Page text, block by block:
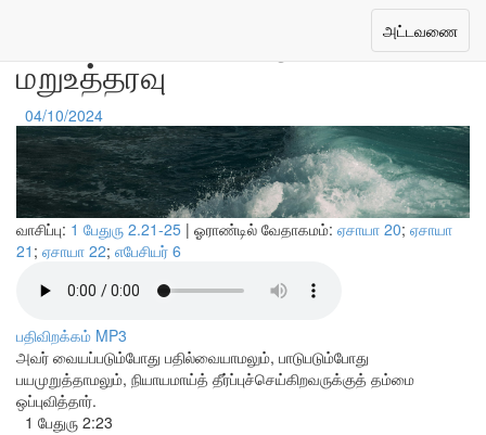
Toggle
navigation
அட்டவணை
மறுஉத்தரவு
04/10/2024
வாசிப்பு: 1 பேதுரு 2.21-25 | ஓராண்டில் வேதாகமம்: ஏசாயா 20; ஏசாயா
21 ; ஏசாயா 22; எபேசியர் 6
பதிவிறக்கம் MP3
அவர் வையப்படும்போது பதில்வையாமலும், பாடுபடும்போது
பயமுறுத்தாமலும், நியாயமாய்த் தீர்ப்புச்செய்கிறவருக்குத் தம்மை
ஒப்புவித்தார்.
1 பேதுரு 2:23